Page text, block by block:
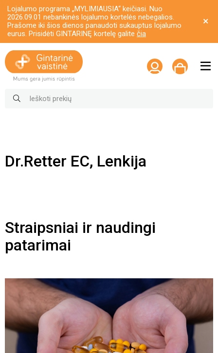
Lojalumo programa „MYLIMIAUSIA“ keičiasi. Nuo
2026.09.01 nebankinės lojalumo kortelės nebegalios.
Prašome iki šios dienos panaudoti sukauptus lojalumo
eurus. Prisidėti GINTARINĘ kortelę galite čia
Dr.Retter EC, Lenkija
Straipsniai ir naudingi
patarimai